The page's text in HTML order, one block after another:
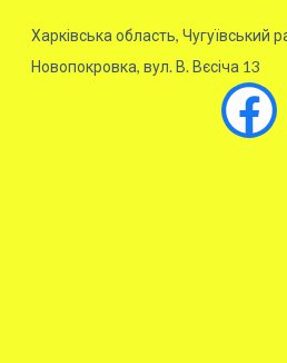
Харківська область, Чугуївський
Новопокровка, вул. В. Вєсіча 13